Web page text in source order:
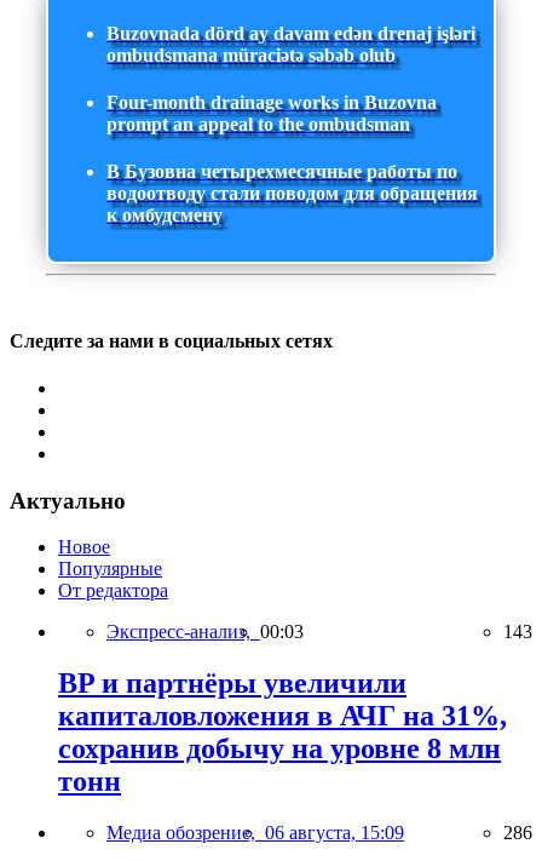
Buzovnada dörd ay davam edən drenaj işləri
ombudsmana müraciətə səbəb olub
Four-month drainage works in Buzovna
prompt an appeal to the ombudsman
В Бузовна четырехмесячные работы по
водоотводу стали поводом для обращения
к омбудсмену
Следите за нами в социальных сетях
Актуально
Новое
Популярные
От редактора
Экспресс-анализ, 00:03 143
BP и партнёры увеличили
капиталовложения в АЧГ на 31%,
сохранив добычу на уровне 8 млн
тонн
Медиа обозрение, 06 августа, 15:09 286